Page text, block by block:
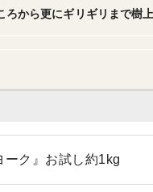
ーク』お試し約1kg
ろから更にギリギリまで樹